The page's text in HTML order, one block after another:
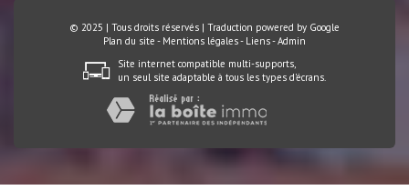
© 2025 | Tous droits réservés | Traduction powered by Google
Plan du site - Mentions légales- Liens-Admin
Site internet compatible multi-supports,
un seul site adaptable à tous les types d'écrans.